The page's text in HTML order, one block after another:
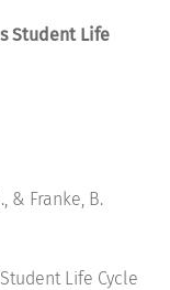
Student Life
& Franke, B.
Life Cycle